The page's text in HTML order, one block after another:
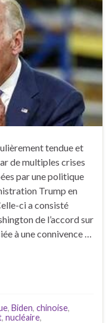
tendue et
de multiples crises
par une politique
Trump en
ci a consisté
de l’accord sur
à une connivence …
, Biden, chinoise,
, nucléaire,